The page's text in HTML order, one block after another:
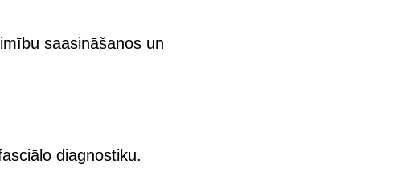
saasināšanos un
diagnostiku.